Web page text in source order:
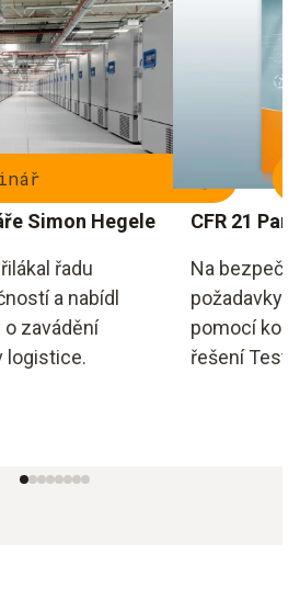
Simon Hegele
řadu
a nabídl
zavádění
logistice.
CFR 21 Part
Na
požadavky
pomocí
řešení